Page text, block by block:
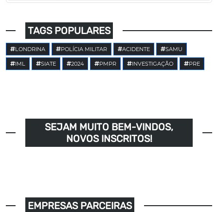
TAGS POPULARES
LONDRINA POLÍCIA MILITAR ACIDENTE SAMU
IML SIATE 2024 PMPR INVESTIGAÇÃO PRE
SEJAM MUITO BEM-VINDOS,
NOVOS INSCRITOS!
EMPRESAS PARCEIRAS